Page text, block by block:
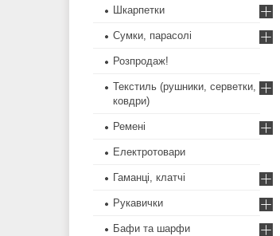
Шкарпетки
Сумки, парасолі
Розпродаж!
Текстиль (рушники, серветки,
ковдри)
Ремені
Електротовари
Гаманці, клатчі
Рукавички
Бафи та шарфи